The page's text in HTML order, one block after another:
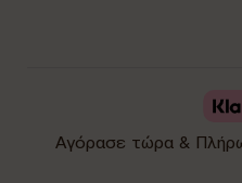
Αγόρασε τώρα &